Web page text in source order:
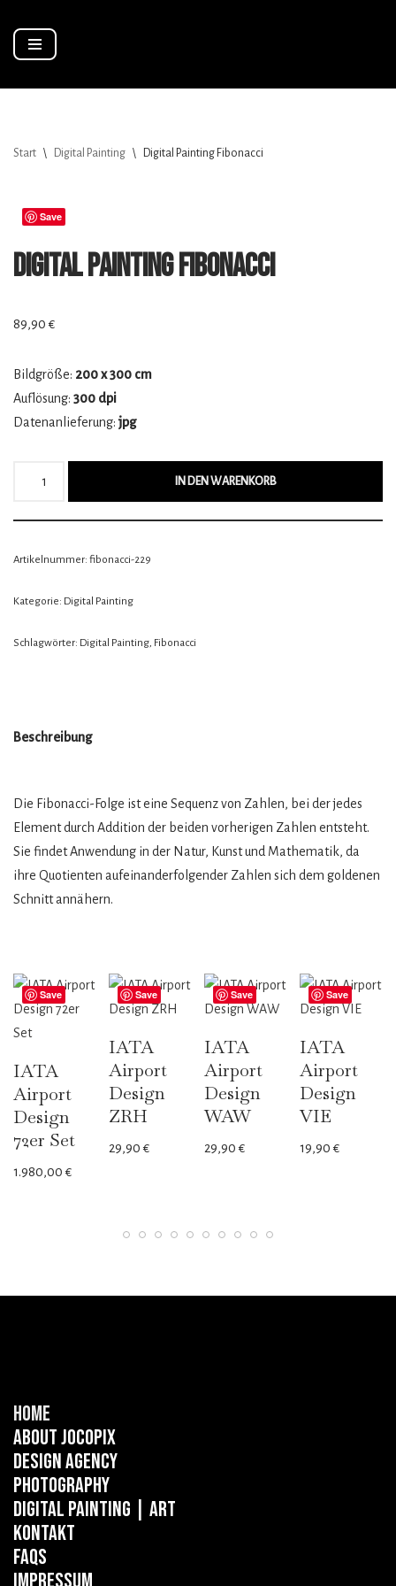
Zum
Start \ Digital Painting \ Digital Painting Fibonacci
Save
Digital Painting Fibonacci
89,90€
Bildgröße: 200 x 300 cm
Auflösung: 300 dpi
Datenanlieferung:jpg
IN DEN WARENKORB
Artikelnummer: fibonacci-229
Kategorie: Digital Painting
Schlagwörter: Digital Painting, Fibonacci
Beschreibung
Die Fibonacci-Folge ist eine Sequenz von Zahlen, bei der jedes
Element durch Addition der beiden vorherigen Zahlen entsteht.
Sie findet Anwendung in der Natur, Kunst und Mathematik, da
ihre Quotienten aufeinanderfolgender Zahlen sich dem goldenen
Schnitt annähern.
Save
IATA
Airport
Design
72er Set
1.980,00€
Save
IATA
Airport
Design
ZRH
29,90€
Save
IATA
Airport
Design
WAW
29,90€
Save
IATA
Airport
Design
VIE
19,90€
Home
About Jocopix
Design Agency
Photography
Digital Painting | ART
Kontakt
FAQs